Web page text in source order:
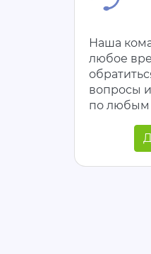
Наша
любое
вопросы
по любым